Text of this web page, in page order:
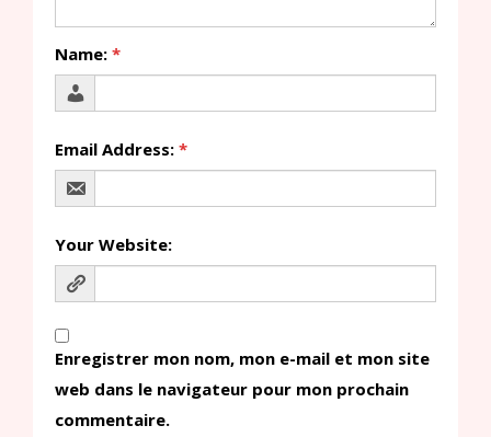
Name: *
Email Address: *
Your Website:
Enregistrer mon nom, mon e-mail et mon site
web dans le navigateur pour mon prochain
commentaire.